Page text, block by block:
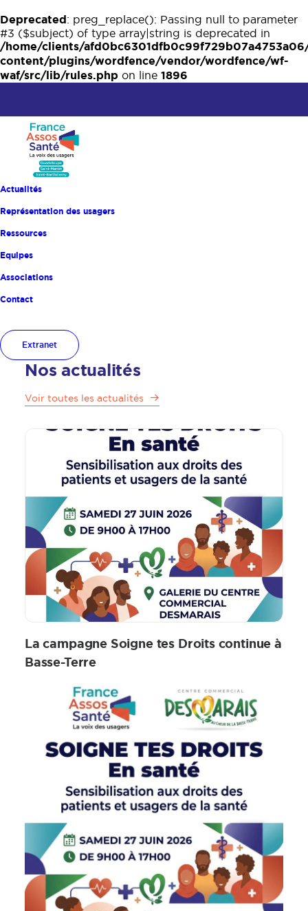
Deprecated: preg_replace(): Passing null to parameter
#3 ($subject) of type array|string is deprecated in
/home/clients/
content/plugins/wordfence/vendor/wordfence/wf-
waf/src/lib/rules.php on line 1896
Actualités
Représentation des usagers
Ressources
Equipes
Associations
Contact
Extranet
France Assos Santé
Guadeloupe
Nos actualités
Voir toutes les actualités
La campagne Soigne tes Droits continue à
Basse-Terre